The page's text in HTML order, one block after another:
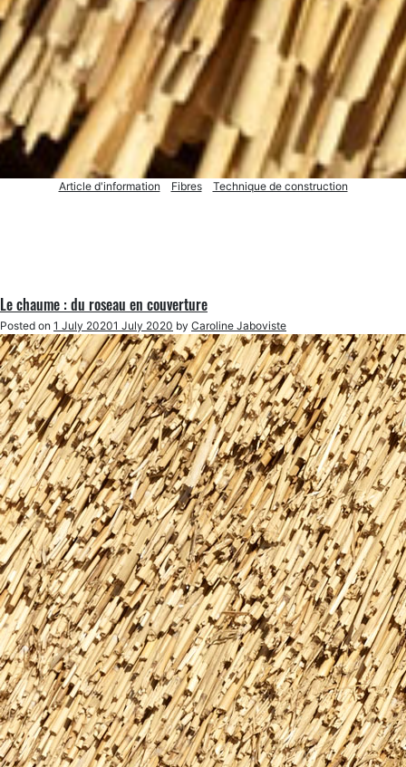
Article d'information Fibres Technique de construction
Le chaume : du roseau en couverture
Posted on 1 July 20201 July 2020 by Caroline Jaboviste